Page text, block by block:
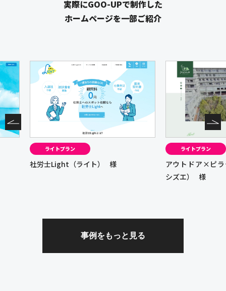
実際にGOO-UPで制作した
ホームページを一部ご紹介
ライトプラン
アウトドア×ピラティス ISHIZUE（イ
ライトプ
カノン司法
事例をもっと見る